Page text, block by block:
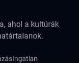
ahol a kultúrák
Ingatlan